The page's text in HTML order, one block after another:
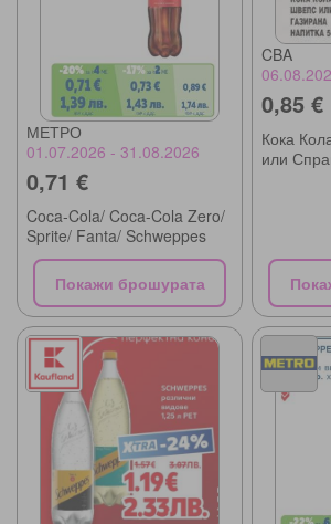
МЕТРО
01.07.2026 - 31.08.2026
0,71 €
Coca-Cola/ Coca-Cola Zero/
Sprite/ Fanta/ Schweppes
Покажи брошурата
CBA
0,85 €
Кока
или